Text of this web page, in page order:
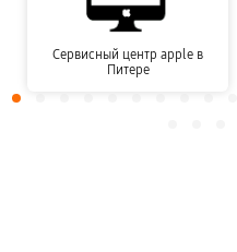
Сервисный центр apple в
Питере